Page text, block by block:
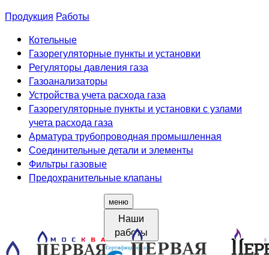
Продукция Работы
Котельные
Газорегуляторные пункты и установки
Регуляторы давления газа
Газоанализаторы
Устройства учета расхода газа
Газорегуляторные пункты и установки с узлами
учета расхода газа
Арматура трубопроводная промышленная
Соединительные детали и элементы
Фильтры газовые
Предохранительные клапаны
меню
Наши
работы